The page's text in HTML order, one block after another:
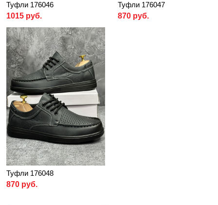
Туфли 176046
1015 руб.
Туфли 176047
870 руб.
Туфли 176048
870 руб.